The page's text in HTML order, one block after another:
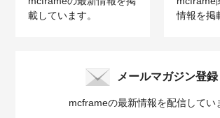
載しています。
情報を掲
メールマガジン登録
mcframeの最新情報を配信してい